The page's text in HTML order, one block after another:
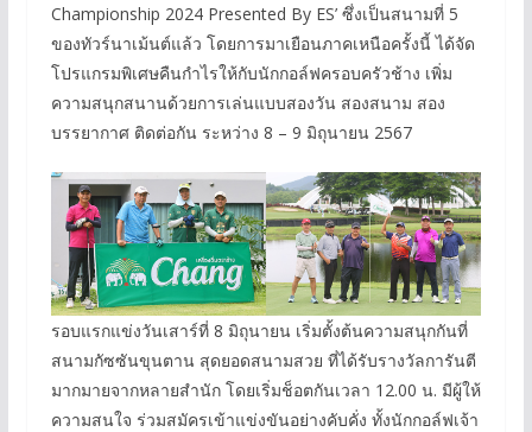
Championship 2024 Presented By ES’ ซึ่งเป็นสนามที่ 5
ของทัวร์นาเม้นต์แล้ว โดยการมาเยือนภาคเหนือครั้งนี้ ได้จัด
โปรแกรมพิเศษคืนกำไรให้กับนักกอล์ฟครอบครัวช้าง เพิ่ม
ความสนุกสนานด้วยการเล่นแบบสองวัน สองสนาม สอง
บรรยากาศ ติดต่อกัน ระหว่าง 8 – 9 มิถุนายน 2567
รอบแรกแข่งวันเสาร์ที่ 8 มิถุนายน เริ่มตั้งต้นความสนุกกันที่
สนามกัซซันขุนตาน สุดยอดสนามสวย ที่ได้รับรางวัลการันตี
มากมายจากหลายสำนัก โดยเริ่มช็อตกันเวลา 12.00 น. มีผู้ให้
ความสนใจ ร่วมสมัครเข้าแข่งขันอย่างคับคั่ง ทั้งนักกอล์ฟเจ้า